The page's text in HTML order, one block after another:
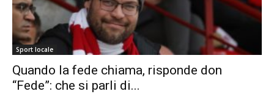
Sport locale
Quando la fede chiama, risponde don
“Fede”: che si parli di...